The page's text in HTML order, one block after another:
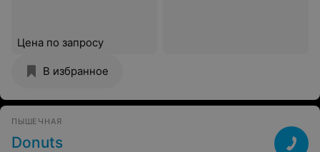
Цена по запросу
В избранное
ПЫШЕЧНАЯ
Donuts